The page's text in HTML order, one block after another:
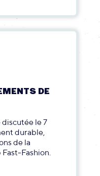
DE
le 7
durable,
de la
Fashion.